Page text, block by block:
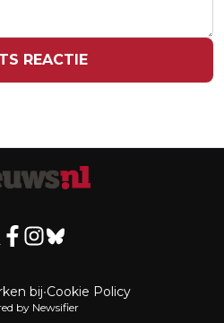
REACTIE
bij•Cookie Policy
by Newsifier